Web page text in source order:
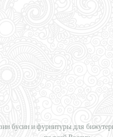
бусин и фурнитуры для